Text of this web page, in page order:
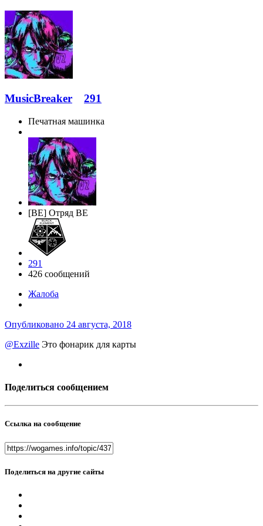
MusicBreaker 291
Печатная машинка
[BE] Отряд BE
291
426 сообщений
Жалоба
Опубликовано 24 августа, 2018
@Exzille Это фонарик для карты
Поделиться сообщением
Ссылка на сообщение
Поделиться на другие сайты